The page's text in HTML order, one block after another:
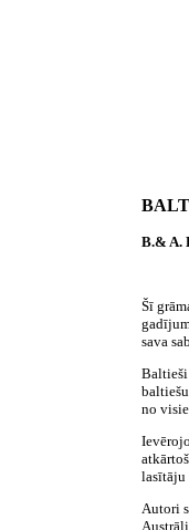
B.& A.
Šī
sava
Baltieši
no
lasītāju
Autori